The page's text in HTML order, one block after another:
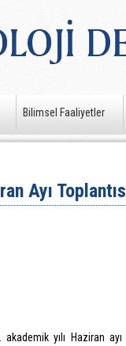
Bilimsel Faaliyetler
Ayı
yılı Haziran